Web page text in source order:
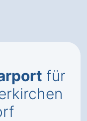
für